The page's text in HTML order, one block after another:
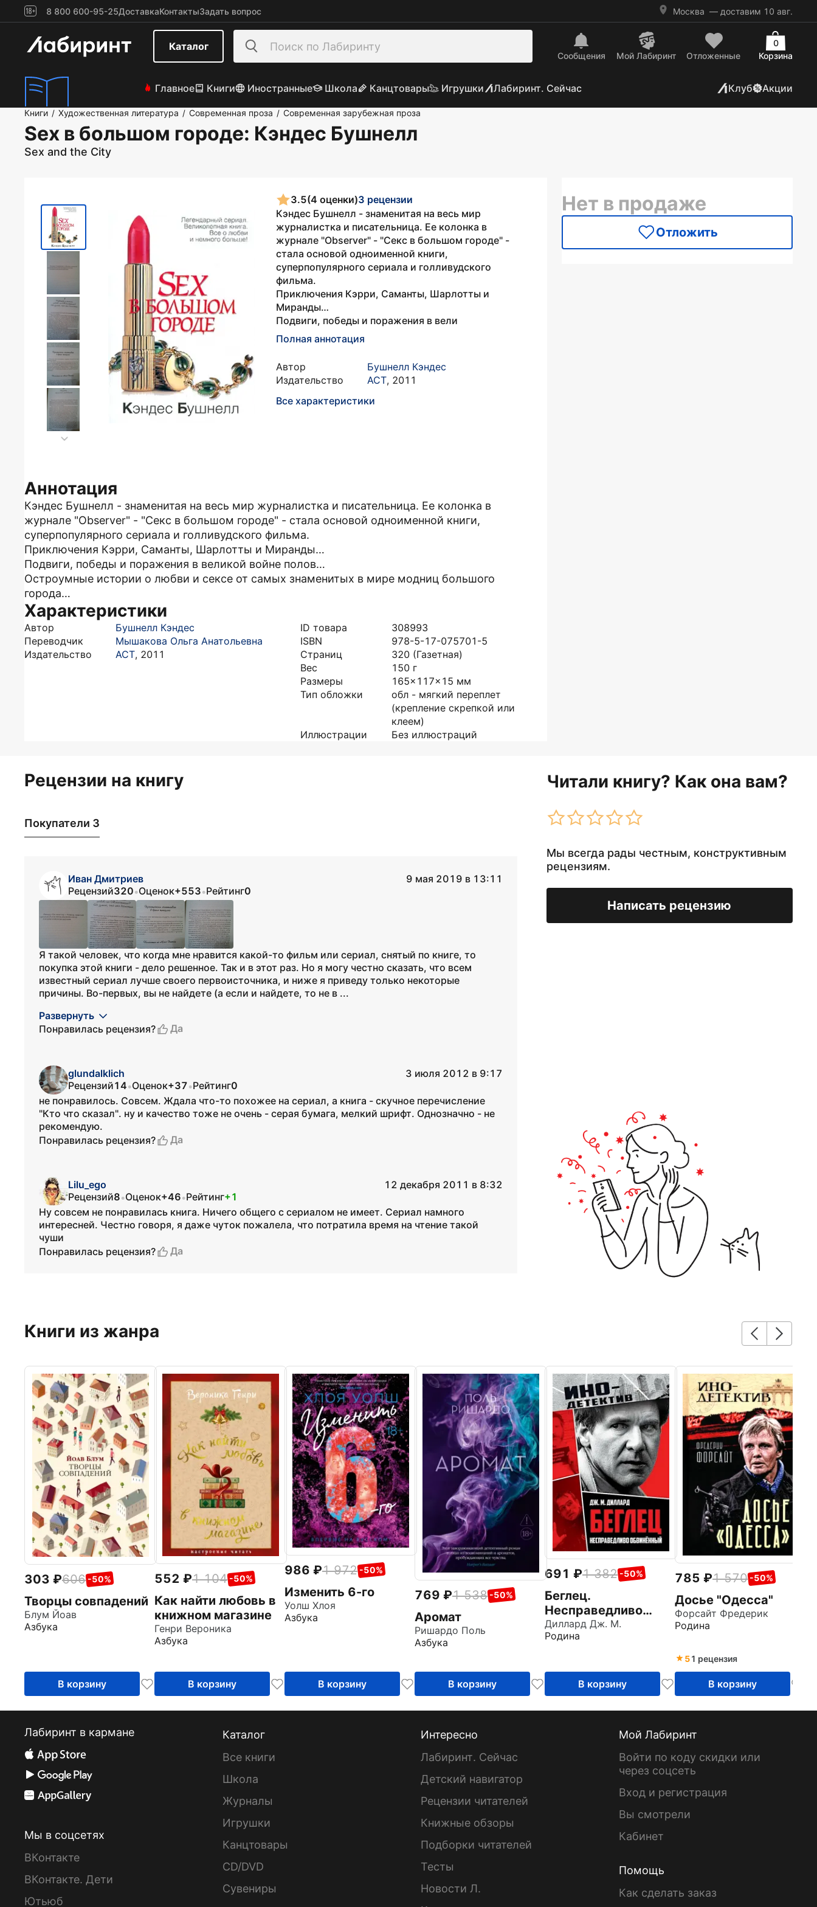
8 800 600-95-25ДоставкаКонтактыЗадать вопрос Москва — доставим 10 авг.
Каталог
Сообщения Mой Лабиринт Отложенные Корзина
0
Главное Книги Иностранные Школа Канцтовары Игрушки Лабиринт. Сейчас Клуб Акции
Книги / Художественная литература / Современная проза / Современная зарубежная проза
Sex в большом городе: Кэндес Бушнелл
Sex and the City
3.5(4 оценки)3 рецензии
Кэндес Бушнелл - знаменитая на весь мир
журналистка и писательница. Ее колонка в
журнале "Observer" - "Секс в большом городе" -
стала основой одноименной книги,
суперпопулярного сериала и голливудского
фильма.
Приключения Кэрри, Саманты, Шарлотты и
Миранды…
Подвиги, победы и поражения в вели
Полная аннотация
Автор
Бушнелл Кэндес
Издательство
АСТ, 2011
Все характеристики
Аннотация
Кэндес Бушнелл - знаменитая на весь мир журналистка и писательница. Ее колонка в
журнале "Observer" - "Секс в большом городе" - стала основой одноименной книги,
суперпопулярного сериала и голливудского фильма.
Приключения Кэрри, Саманты, Шарлотты и Миранды…
Подвиги, победы и поражения в великой войне полов…
Остроумные истории о любви и сексе от самых знаменитых в мире модниц большого
города…
Характеристики
Автор
Бушнелл Кэндес
Переводчик
Мышакова Ольга Анатольевна
Издательство
АСТ, 2011
ID товара
308993
ISBN
978-5-17-075701-5
Страниц
320 (Газетная)
Вес
150 г
Размеры
165x117x15 мм
Тип обложки
обл - мягкий переплет
(крепление скрепкой или
клеем)
Иллюстрации
Без иллюстраций
Нет в продаже
Отложить
Рецензии на книгу Читали книгу? Как она вам?
Мы всегда рады честным, конструктивным
рецензиям.
Написать рецензию
Покупатели 3
Иван Дмитриев
9 мая 2019 в 13:11
Рецензий320•Оценок+553•Рейтинг0
Я такой человек, что когда мне нравится какой-то фильм или сериал, снятый по книге, то
покупка этой книги - дело решенное. Так и в этот раз. Но я могу честно сказать, что всем
известный сериал лучше своего первоисточника, и ниже я приведу только некоторые
причины. Во-первых, вы не найдете (а если и найдете, то не в ...
Развернуть
Понравилась рецензия?
Да
glundalklich
3 июля 2012 в 9:17
Рецензий14•Оценок+37•Рейтинг0
не понравилось. Совсем. Ждала что-то похожее на сериал, а книга - скучное перечисление
"Кто что сказал". ну и качество тоже не очень - серая бумага, мелкий шрифт. Однозначно - не
рекомендую.
Понравилась рецензия?
Да
Lilu_ego
12 декабря 2011 в 8:32
Рецензий8•Оценок+46•Рейтинг+1
Ну совсем не понравилась книга. Ничего общего с сериалом не имеет. Сериал намного
интересней. Честно говоря, я даже чуток пожалела, что потратила время на чтение такой
чуши
Понравилась рецензия?
Да
Книги из жанра
303 606 -50%
Творцы совпадений
Блум Йоав
Азбука
В корзину
552 1 104 -50%
Как найти любовь в
книжном магазине
Генри Вероника
Азбука
В корзину
986 1 972 -50%
Изменить 6-го
Уолш Хлоя
Азбука
В корзину
769 1 538 -50%
Аромат
Ришардо Поль
Азбука
В корзину
691 1 382 -50%
Беглец.
Несправедливо
обвиненный
Диллард Дж. М.
Родина
В корзину
785 1 570 -50%
Досье "Одесса"
Форсайт Фредерик
Родина
51 рецензия
В корзину
Лабиринт в кармане
Мы в соцсетях
ВКонтакте
ВКонтакте. Дети
Ютьюб
Каталог
Все книги
Школа
Журналы
Игрушки
Канцтовары
CD/DVD
Сувениры
Интересно
Лабиринт. Сейчас
Детский навигатор
Рецензии читателей
Книжные обзоры
Подборки читателей
Тесты
Новости Л.
Мой Лабиринт
Войти по коду скидки или
через соцсеть
Вход и регистрация
Вы смотрели
Кабинет
Помощь
Как сделать заказ